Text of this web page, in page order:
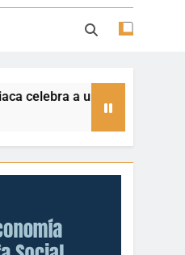
nacional del taekwondo